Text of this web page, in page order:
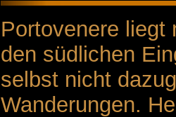
Portovenere liegt
den südlichen
selbst nicht
Wanderungen.